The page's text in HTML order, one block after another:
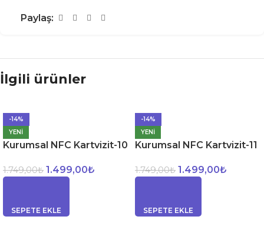
Paylaş:
İlgili ürünler
-14%
YENI
Kurumsal NFC Kartvizit-10
1.749,00₺ 1.499,00₺
SEPETE EKLE
-14%
YENI
Kurumsal NFC Kartvizit-11
1.749,00₺ 1.499,00₺
SEPETE EKLE